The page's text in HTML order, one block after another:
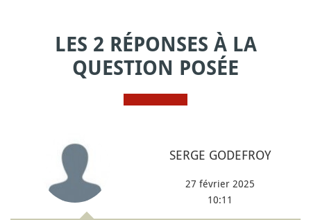
LES 2 RÉPONSES À LA
QUESTION POSÉE
SERGE GODEFROY
27 février 2025
10:11